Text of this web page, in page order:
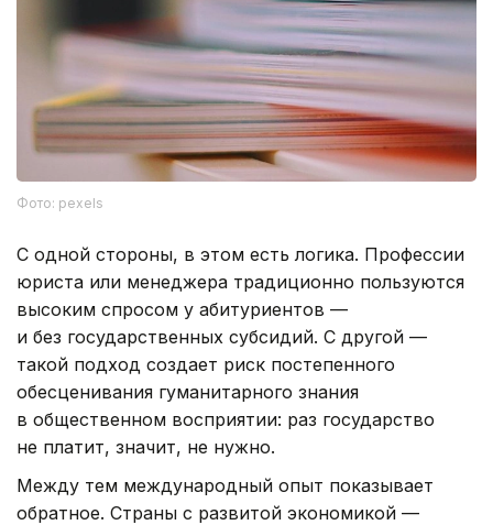
Фото: pexels
С одной стороны, в этом есть логика. Профессии
юриста или менеджера традиционно пользуются
высоким спросом у абитуриентов —
и без государственных субсидий. С другой —
такой подход создает риск постепенного
обесценивания гуманитарного знания
в общественном восприятии: раз государство
не платит, значит, не нужно.
Между тем международный опыт показывает
обратное. Страны с развитой экономикой —